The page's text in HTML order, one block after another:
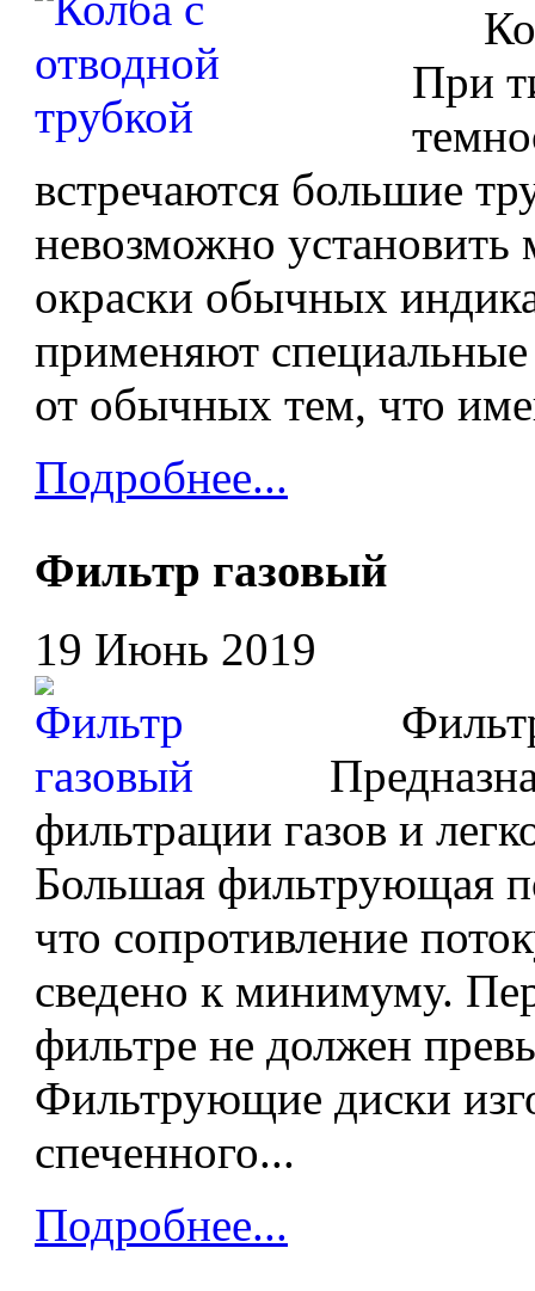
При
встречаются большие
невозможно установить
окраски обычных
применяют
от обычных тем, что
Подробнее...
Фильтр газовый
19 Июнь 2019
фильтрации газов и
Большая фильтрующая
что сопротивление
сведено к минимуму.
фильтре не должен
Фильтрующие диски
спеченного...
Подробнее...